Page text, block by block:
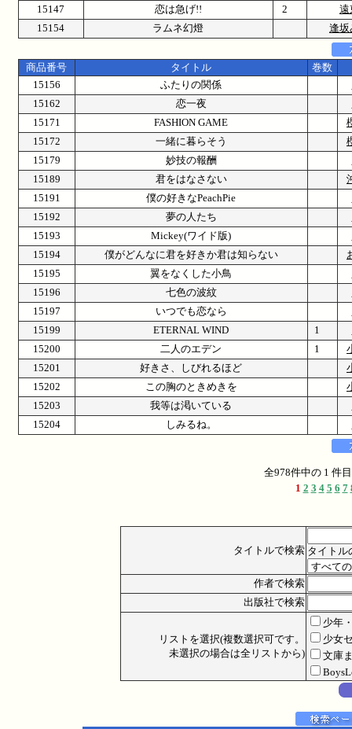
15147 恋は急げ!! 2
遠
15154
ラムネ幻燈 逢坂
商品番号 タイトル
巻数
15156
ふたりの関係
15162
恋一夜
15171
FASHION GAME
15172
一緒に暮らそう
15179
妙技の報酬
15189
君をはなさない
15191
僕の好きなPeachPie
15192
夢の人たち
15193
Mickey(ワイド版)
15194
僕がどんなに君を好きか君は知らない
15195
翼をなくした小鳥
15196
七色の波紋
15197
いつでも恋なら
15199
ETERNAL WIND 1
15200
二人のエデン 1
15201
好きさ、しびれるほど
15202
この胸のときめきを
15203
我等は渇いている
15204
しみるね。
全978件中の 1 件
1 2 3 4 5 6 7
タイトルで検索 タイトル
作者で検索
出版社で検索
リストを選択(複数選択可です。
未選択の場合は全リストから)
少年
少女
文庫